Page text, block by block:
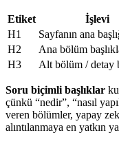
Etiket İşlevi
H1
Sayfanın ana
H2
Ana bölüm
H3
Alt bölüm / detay
Soru biçimli başlıklar
çünkü “nedir”, “nasıl
veren bölümler, yapay
alıntılanmaya en yatkın